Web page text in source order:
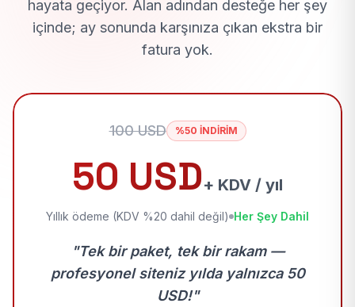
hayata geçiyor. Alan adından desteğe her şey
içinde; ay sonunda karşınıza çıkan ekstra bir
fatura yok.
100 USD %50 İNDİRİM
50 USD+ KDV / yıl
Yıllık ödeme (KDV %20 dahil değil) Her Şey Dahil
"Tek bir paket, tek bir rakam —
profesyonel siteniz yılda yalnızca 50
USD!"